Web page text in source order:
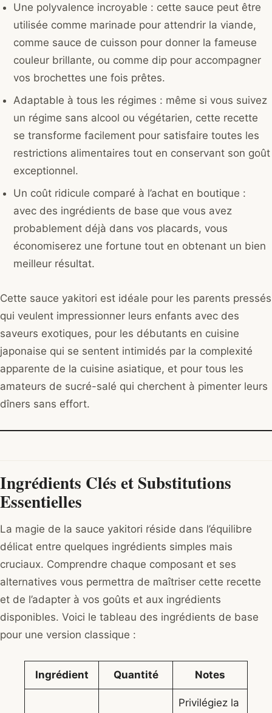
Une polyvalence incroyable : cette sauce peut être
utilisée comme marinade pour attendrir la viande,
comme sauce de cuisson pour donner la fameuse
couleur brillante, ou comme dip pour accompagner
vos brochettes une fois prêtes.
Adaptable à tous les régimes : même si vous suivez
un régime sans alcool ou végétarien, cette recette
se transforme facilement pour satisfaire toutes les
restrictions alimentaires tout en conservant son goût
exceptionnel.
Un coût ridicule comparé à l’achat en boutique :
avec des ingrédients de base que vous avez
probablement déjà dans vos placards, vous
économiserez une fortune tout en obtenant un bien
meilleur résultat.
Cette sauce yakitori est idéale pour les parents pressés
qui veulent impressionner leurs enfants avec des
saveurs exotiques, pour les débutants en cuisine
japonaise qui se sentent intimidés par la complexité
apparente de la cuisine asiatique, et pour tous les
amateurs de sucré-salé qui cherchent à pimenter leurs
dîners sans effort.
Ingrédients Clés et Substitutions
Essentielles
La magie de la sauce yakitori réside dans l’équilibre
délicat entre quelques ingrédients simples mais
cruciaux. Comprendre chaque composant et ses
alternatives vous permettra de maîtriser cette recette
et de l’adapter à vos goûts et aux ingrédients
disponibles. Voici le tableau des ingrédients de base
pour une version classique :
Ingrédient Quantité Notes
Privilégiez la